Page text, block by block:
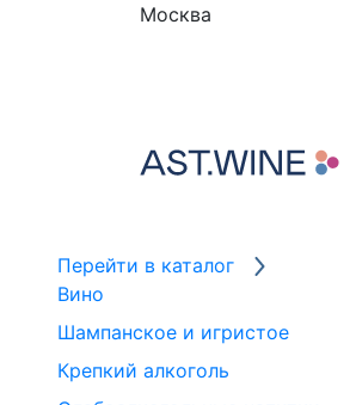
Москва
Перейти в каталог
Вино
Шампанское и игристое
Крепкий алкоголь